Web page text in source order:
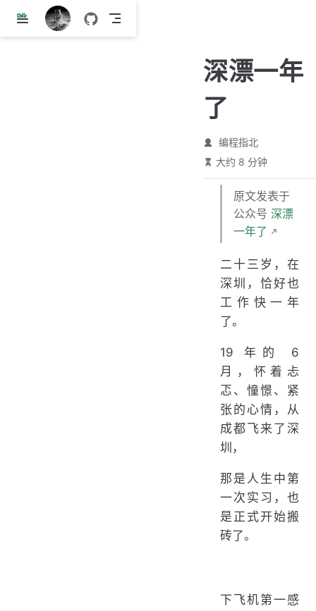
跳
至
深漂一年
了
编程指北
大约 8 分钟
原文发表于
公众号深漂
一年了
二十三岁，在
深圳，恰好也
工作快一年
了。
19 年的 6
月，怀着忐
忑、憧憬、紧
张的心情，从
成都飞来了深
圳，
那是人生中第
一次实习，也
是正式开始搬
砖了。
下飞机第一感